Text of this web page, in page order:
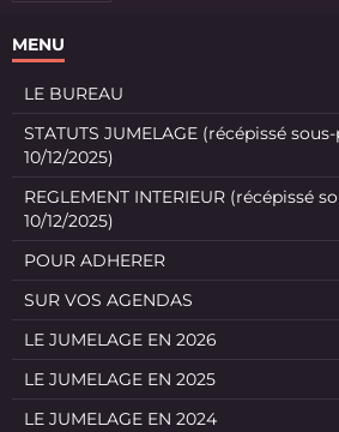
MENU
LE BUREAU
STATUTS JUMELAGE (récépissé
10/12/2025)
REGLEMENT INTERIEUR (récépissé
10/12/2025)
POUR ADHERER
SUR VOS AGENDAS
LE JUMELAGE EN 2026
LE JUMELAGE EN 2025
LE JUMELAGE EN 2024